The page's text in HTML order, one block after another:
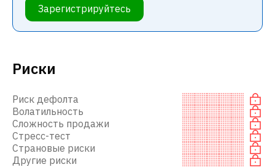
Риски
Риск дефолта
Волатильность
Сложность продажи
Стресс-тест
Страновые риски
Другие риски
Зарегистрируйтесь